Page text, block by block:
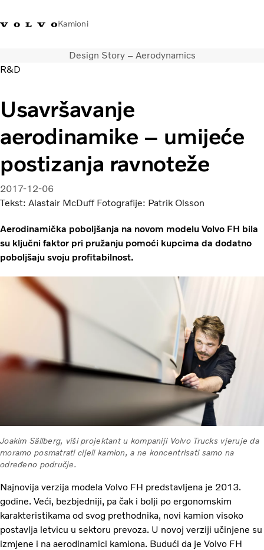
Kamioni
Volvo Trucks Bosna i
Hercegovina - Kontakti
Prodavaonica Volvo Trucks
Transportna rješenja
Kampanje
Lokator distributera
Vijesti
O nama
Kontaktirajte nas
Design Story – Aerodynamics
R&D
Usavršavanje
aerodinamike – umijeće
postizanja ravnoteže
2017-12-06
Tekst: Alastair McDuff Fotografije: Patrik Olsson
Aerodinamička poboljšanja na novom modelu Volvo FH bila
su ključni faktor pri pružanju pomoći kupcima da dodatno
poboljšaju svoju profitabilnost.
Joakim Sällberg, viši projektant u kompaniji Volvo Trucks vjeruje da
moramo posmatrati cijeli kamion, a ne koncentrisati samo na
određeno područje.
Najnovija verzija modela Volvo FH predstavljena je 2013.
godine. Veći, bezbjedniji, pa čak i bolji po ergonomskim
karakteristikama od svog prethodnika, novi kamion visoko
postavlja letvicu u sektoru prevoza. U novoj verziji učinjene su
izmjene i na aerodinamici kamiona. Budući da je Volvo FH